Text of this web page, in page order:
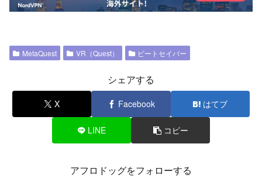
MetaQuest VR（Quest） ビートセイバー
シェアする
X Facebook はてブ
LINE コピー
アフロドッグをフォローする